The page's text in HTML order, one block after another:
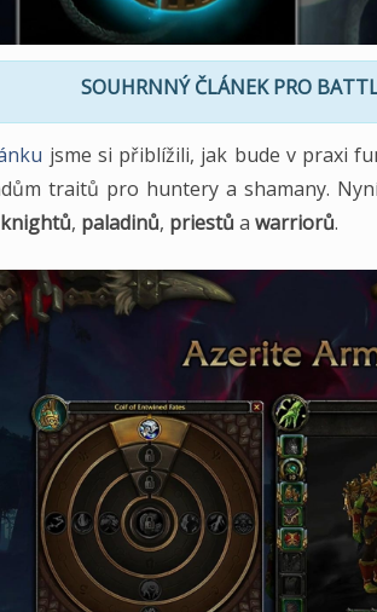
SOUHRNNÝ ČLÁNEK PRO
jsme si přiblížili, jak bude v praxi
traitů pro huntery a shamany.
, paladinů, priestů a warriorů.